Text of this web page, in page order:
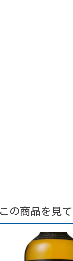
この商品を見